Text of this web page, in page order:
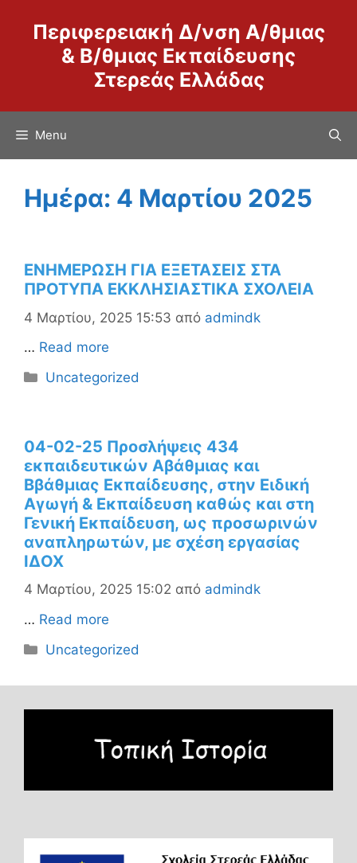
περιεχόμενο
Περιφερειακή Δ/νση Α/θμιας
& Β/θμιας Εκπαίδευσης
Στερεάς Ελλάδας
Menu
Ημέρα: 4 Μαρτίου 2025
ΕΝΗΜΕΡΩΣΗ ΓΙΑ ΕΞΕΤΑΣΕΙΣ ΣΤΑ
ΠΡΟΤΥΠΑ ΕΚΚΛΗΣΙΑΣΤΙΚΑ ΣΧΟΛΕΙΑ
4 Μαρτίου, 2025 15:53 από admindk
… Read more
Κατηγορίες
Uncategorized
04-02-25 Προσλήψεις 434
εκπαιδευτικών Αβάθμιας και
Ββάθμιας Εκπαίδευσης, στην Ειδική
Αγωγή & Εκπαίδευση καθώς και στη
Γενική Εκπαίδευση, ως προσωρινών
αναπληρωτών, με σχέση εργασίας
ΙΔΟΧ
4 Μαρτίου, 2025 15:02 από admindk
… Read more
Κατηγορίες
Uncategorized